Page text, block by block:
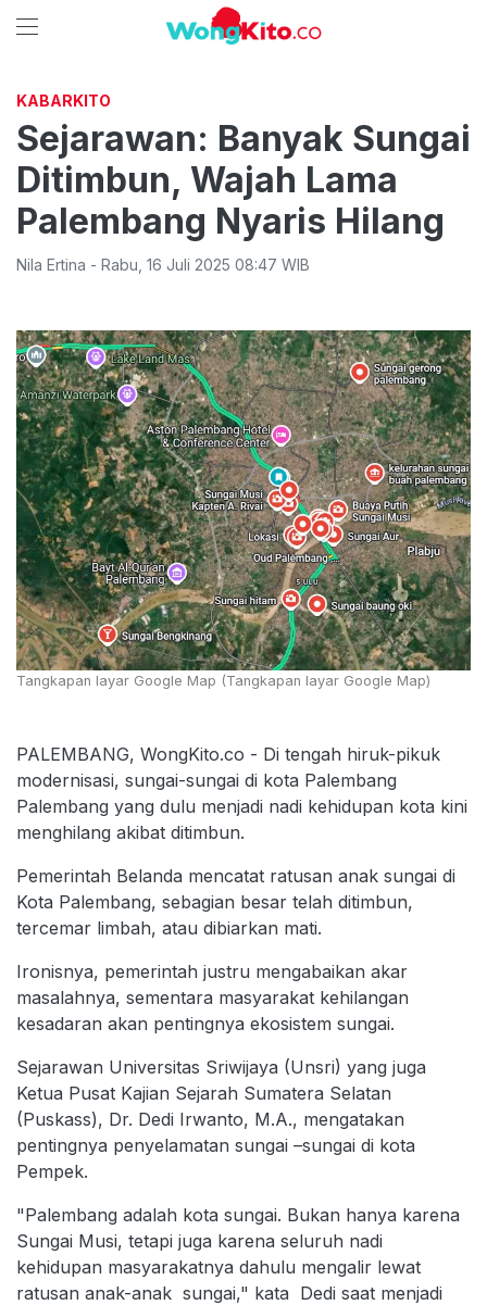
KABARKITO
Sejarawan: Banyak Sungai
Ditimbun, Wajah Lama
Palembang Nyaris Hilang
Nila Ertina - Rabu 16 Juli 2025 08:47 WIB
Tangkapan layar Google Map (Tangkapan layar Google Map)
PALEMBANG, WongKito.co - Di tengah hiruk-pikuk
modernisasi, sungai-sungai di kota Palembang
Palembang yang dulu menjadi nadi kehidupan kota kini
menghilang akibat ditimbun.
Pemerintah Belanda mencatat ratusan anak sungai di
Kota Palembang, sebagian besar telah ditimbun,
tercemar limbah, atau dibiarkan mati.
Ironisnya, pemerintah justru mengabaikan akar
masalahnya, sementara masyarakat kehilangan
kesadaran akan pentingnya ekosistem sungai.
Sejarawan Universitas Sriwijaya (Unsri) yang juga
Ketua Pusat Kajian Sejarah Sumatera Selatan
(Puskass), Dr. Dedi Irwanto, M.A., mengatakan
pentingnya penyelamatan sungai –sungai di kota
Pempek.
"Palembang adalah kota sungai. Bukan hanya karena
Sungai Musi, tetapi juga karena seluruh nadi
kehidupan masyarakatnya dahulu mengalir lewat
ratusan anak-anak sungai," kata Dedi saat menjadi